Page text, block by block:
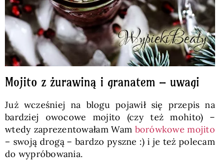
Mojito z żurawiną i granatem – uwagi
Już wcześniej na blogu pojawił się przepis na
bardziej owocowe mojito (czy też mohito) –
wtedy zaprezentowałam Wam borówkowe mojito
– swoją drogą – bardzo pyszne :) i je też polecam
do wypróbowania.